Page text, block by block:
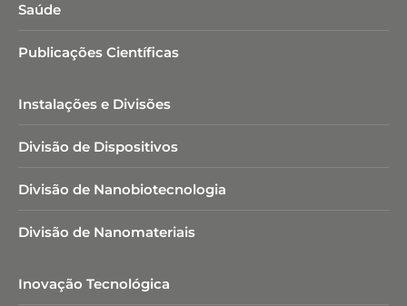
Saúde
Publicações Científicas
Instalações e Divisões
Divisão de Dispositivos
Divisão de Nanobiotecnologia​
Divisão de Nanomateriais
Inovação Tecnológica